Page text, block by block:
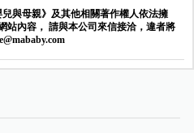
與母親》及其他相關著作權人依法擁
站內容， 請與本公司來信接洽，違者將